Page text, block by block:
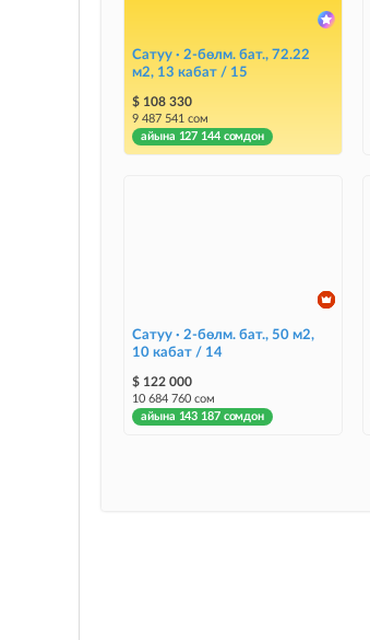
Сатуу · 2-бөлм. бат., 72.22
м2, 13 кабат / 15
$ 108 330
9 487 541 сом
айына 127 144 сомдон
Сатуу · 2-бөлм. бат., 50 м2,
10 кабат / 14
$ 122 000
10 684 760 сом
айына 143 187 сомдон